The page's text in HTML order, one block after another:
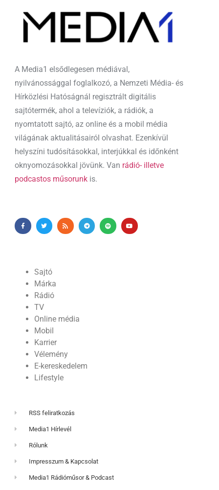
A Media1 elsődlegesen médiával,
nyilvánossággal foglalkozó, a Nemzeti Média- és
Hírközlési Hatóságnál regisztrált digitális
sajtótermék, ahol a televíziók, a rádiók, a
nyomtatott sajtó, az online és a mobil média
világának aktualitásairól olvashat. Ezenkívül
helyszíni tudósításokkal, interjúkkal és időnként
oknyomozásokkal jövünk. Van rádió- illetve
podcastos műsorunk is.
Sajtó
Márka
Rádió
TV
Online média
Mobil
Karrier
Vélemény
E-kereskedelem
Lifestyle
RSS feliratkozás
Media1 Hírlevél
Rólunk
Impresszum & Kapcsolat
Media1 Rádióműsor & Podcast